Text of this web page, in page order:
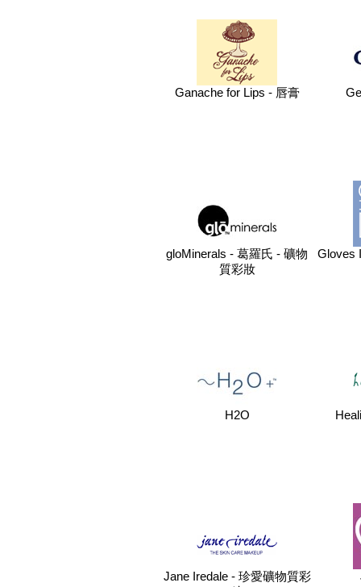
Ganache for Lips - 唇膏
gloMinerals - 葛羅氏 - 礦物
質彩妝
Gloves
H2O
Jane Iredale - 珍愛礦物質彩